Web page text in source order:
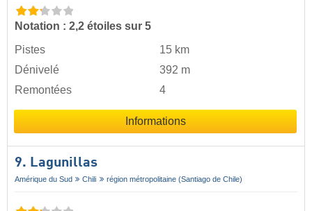
Notation : 2,2 étoiles sur 5
Pistes
15 km
Dénivelé
392 m
Remontées
4
Informations
9. Lagunillas
Amérique du Sud Chili région métropolitaine (Santiago de Chile)